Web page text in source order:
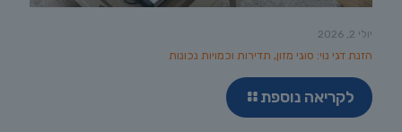
יולי 2, 2026
הזנת דגי נוי: סוגי מזון, תדירות וכמויות נכונות
לקריאה נוספת